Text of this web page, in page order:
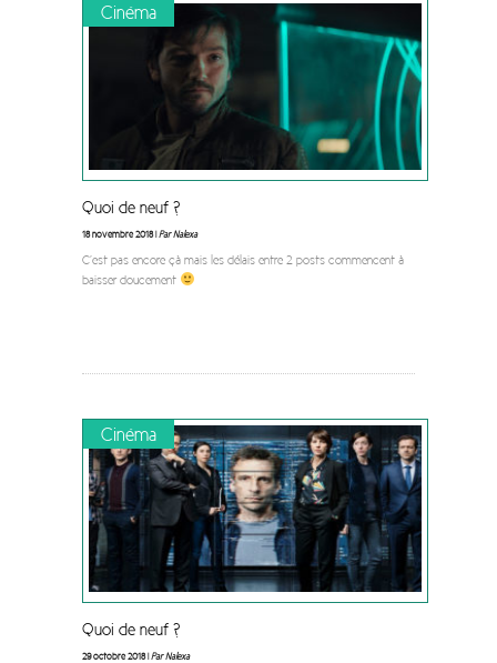
Cinéma
Quoi de neuf ?
18 novembre 2018 |Par Nalexa
C’est pas encore çà mais les délais entre 2 posts commencent à
baisser doucement
Cinéma
Quoi de neuf ?
29 octobre 2018 |Par Nalexa